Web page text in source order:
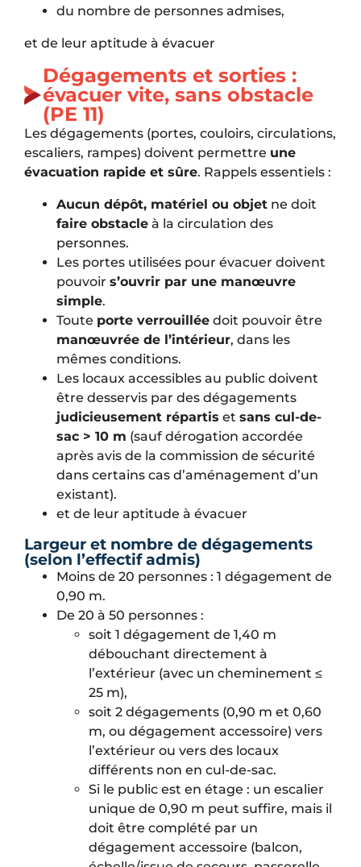
du nombre de personnes admises,
et de leur aptitude à évacuer
Dégagements et sorties :
évacuer vite, sans obstacle
(PE 11)
Les dégagements (portes, couloirs, circulations,
escaliers, rampes) doivent permettre une
évacuation rapide et sûre. Rappels essentiels :
Aucun dépôt, matériel ou objet ne doit
faire obstacle à la circulation des
personnes.
Les portes utilisées pour évacuer doivent
pouvoir s’ouvrir par une manœuvre
simple.
Toute porte verrouillée doit pouvoir être
manœuvrée de l’intérieur, dans les
mêmes conditions.
Les locaux accessibles au public doivent
être desservis par des dégagements
judicieusement répartis et sans cul-de-
sac > 10 m (sauf dérogation accordée
après avis de la commission de sécurité
dans certains cas d’aménagement d’un
existant).
et de leur aptitude à évacuer
Largeur et nombre de dégagements
(selon l’effectif admis)
Moins de 20 personnes : 1 dégagement de
0,90 m.
De 20 à 50 personnes :
soit 1 dégagement de 1,40 m
débouchant directement à
l’extérieur (avec un cheminement ≤
25 m),
soit 2 dégagements (0,90 m et 0,60
m, ou dégagement accessoire) vers
l’extérieur ou vers des locaux
différents non en cul-de-sac.
Si le public est en étage : un escalier
unique de 0,90 m peut suffire, mais il
doit être complété par un
dégagement accessoire (balcon,